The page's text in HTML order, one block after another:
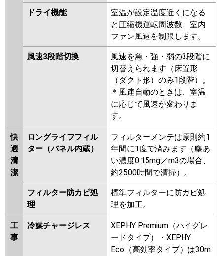
PA-P160FE6GB PA-P160FE6G
PA-P160FE6GN
ドライ機能
室温が設定温度近くになる
と圧縮機運転周波数、室内
ファン風速を制限します。
風速3段階切換
風速を急・強・弱の3段階に
切替えられます（床置形
（ダクト形）のみ1段階）。
＊風速自動のときは、室温
に応じて風速が変わりま
す。
快
適
清
潔
ロングライフフィル
ター（パネル内蔵）
フィルターメンテは原則約1
年間に1度で済みます（塵あ
い濃度0.15mg／m3の場合、
約2500時間で清掃）。
フィルター防カビ処
理
標準フィルターに防カビ処
理を加工。
工
事
冷媒チャージレス
XEPHY Premium（ハイグレ
ードタイプ）・XEPHY
Eco（高効率タイプ）は30m